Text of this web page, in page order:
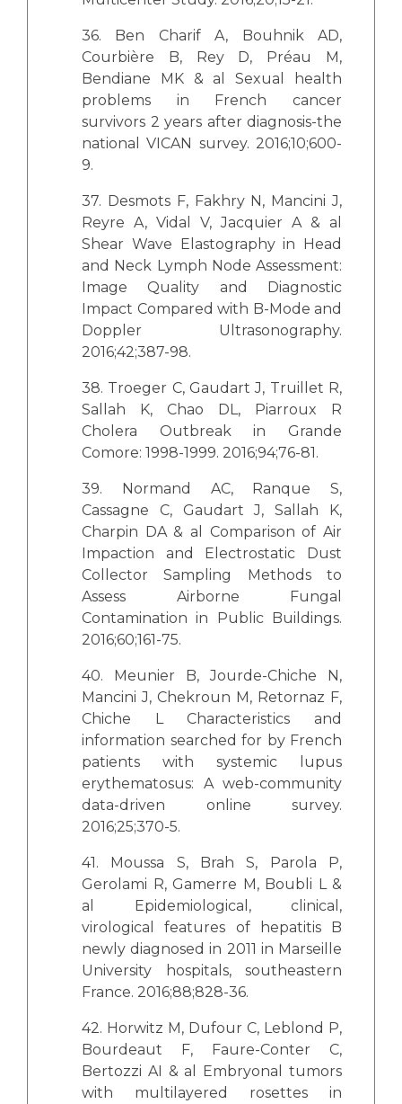
36. Ben Charif A, Bouhnik AD,
Courbière B, Rey D, Préau M,
Bendiane MK & al Sexual health
problems in French cancer
survivors 2 years after diagnosis-the
national VICAN survey. 2016;10;600-
9.
37. Desmots F, Fakhry N, Mancini J,
Reyre A, Vidal V, Jacquier A & al
Shear Wave Elastography in Head
and Neck Lymph Node Assessment:
Image Quality and Diagnostic
Impact Compared with B-Mode and
Doppler Ultrasonography.
2016;42;387-98.
38. Troeger C, Gaudart J, Truillet R,
Sallah K, Chao DL, Piarroux R
Cholera Outbreak in Grande
Comore: 1998-1999. 2016;94;76-81.
39. Normand AC, Ranque S,
Cassagne C, Gaudart J, Sallah K,
Charpin DA & al Comparison of Air
Impaction and Electrostatic Dust
Collector Sampling Methods to
Assess Airborne Fungal
Contamination in Public Buildings.
2016;60;161-75.
40. Meunier B, Jourde-Chiche N,
Mancini J, Chekroun M, Retornaz F,
Chiche L Characteristics and
information searched for by French
patients with systemic lupus
erythematosus: A web-community
data-driven online survey.
2016;25;370-5.
41. Moussa S, Brah S, Parola P,
Gerolami R, Gamerre M, Boubli L &
al Epidemiological, clinical,
virological features of hepatitis B
newly diagnosed in 2011 in Marseille
University hospitals, southeastern
France. 2016;88;828-36.
42. Horwitz M, Dufour C, Leblond P,
Bourdeaut F, Faure-Conter C,
Bertozzi AI & al Embryonal tumors
with multilayered rosettes in